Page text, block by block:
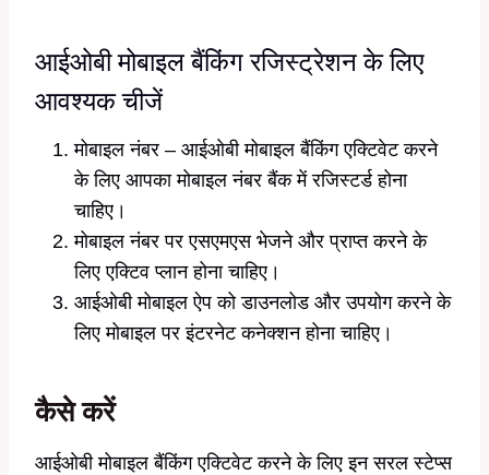
आईओबी मोबाइल बैंकिंग रजिस्ट्रेशन के लिए
आवश्यक चीजें
मोबाइल नंबर – आईओबी मोबाइल बैंकिंग एक्टिवेट करने
के लिए आपका मोबाइल नंबर बैंक में रजिस्टर्ड होना
चाहिए।
मोबाइल नंबर पर एसएमएस भेजने और प्राप्त करने के
लिए एक्टिव प्लान होना चाहिए।
आईओबी मोबाइल ऐप को डाउनलोड और उपयोग करने के
लिए मोबाइल पर इंटरनेट कनेक्शन होना चाहिए।
कैसे करें
आईओबी मोबाइल बैंकिंग एक्टिवेट करने के लिए इन सरल स्टेप्स